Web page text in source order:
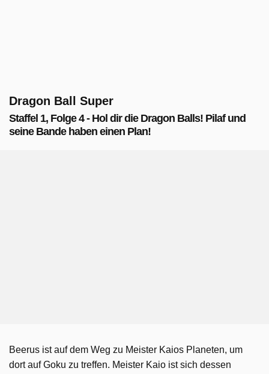
Dragon Ball Super
Staffel 1, Folge 4 - Hol dir die Dragon Balls! Pilaf und
seine Bande haben einen Plan!
Beerus ist auf dem Weg zu Meister Kaios Planeten, um
dort auf Goku zu treffen. Meister Kaio ist sich dessen